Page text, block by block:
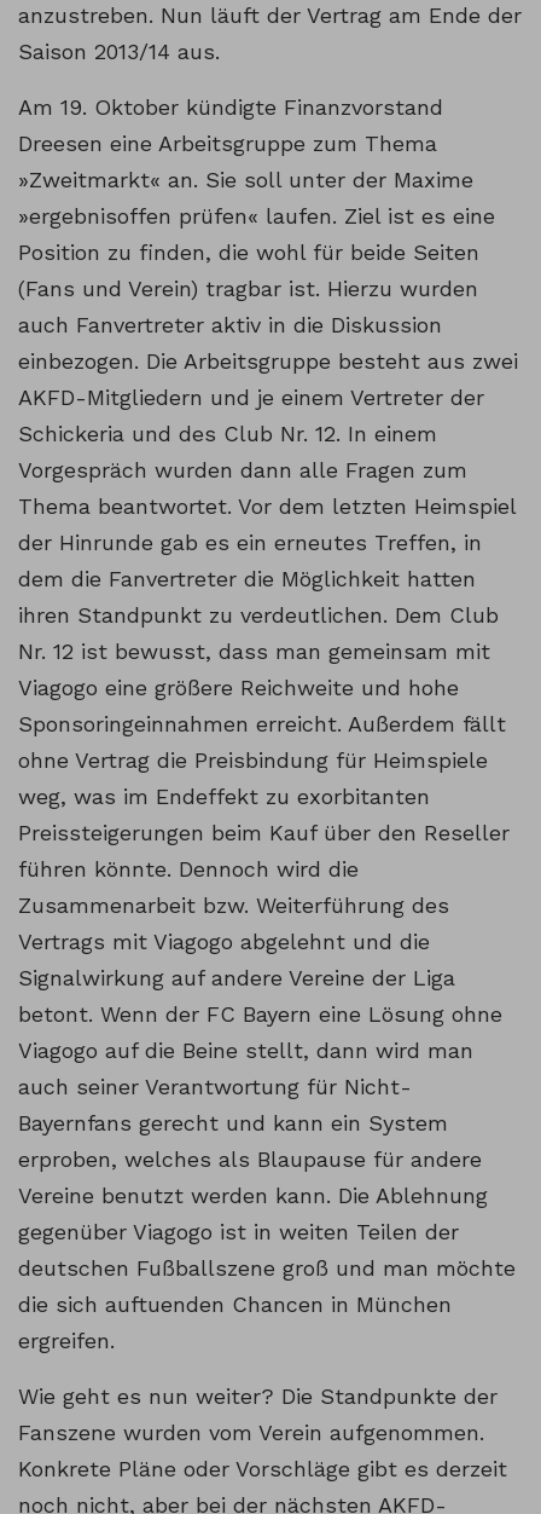
anzustreben. Nun läuft der Vertrag am Ende der
Saison 2013/14 aus.
Am 19. Oktober kündigte Finanzvorstand
Dreesen eine Arbeitsgruppe zum Thema
»Zweitmarkt« an. Sie soll unter der Maxime
»ergebnisoffen prüfen« laufen. Ziel ist es eine
Position zu finden, die wohl für beide Seiten
(Fans und Verein) tragbar ist. Hierzu wurden
auch Fanvertreter aktiv in die Diskussion
einbezogen. Die Arbeitsgruppe besteht aus zwei
AKFD-Mitgliedern und je einem Vertreter der
Schickeria und des Club Nr. 12. In einem
Vorgespräch wurden dann alle Fragen zum
Thema beantwortet. Vor dem letzten Heimspiel
der Hinrunde gab es ein erneutes Treffen, in
dem die Fanvertreter die Möglichkeit hatten
ihren Standpunkt zu verdeutlichen. Dem Club
Nr. 12 ist bewusst, dass man gemeinsam mit
Viagogo eine größere Reichweite und hohe
Sponsoringeinnahmen erreicht. Außerdem fällt
ohne Vertrag die Preisbindung für Heimspiele
weg, was im Endeffekt zu exorbitanten
Preissteigerungen beim Kauf über den Reseller
führen könnte. Dennoch wird die
Zusammenarbeit bzw. Weiterführung des
Vertrags mit Viagogo abgelehnt und die
Signalwirkung auf andere Vereine der Liga
betont. Wenn der FC Bayern eine Lösung ohne
Viagogo auf die Beine stellt, dann wird man
auch seiner Verantwortung für Nicht-
Bayernfans gerecht und kann ein System
erproben, welches als Blaupause für andere
Vereine benutzt werden kann. Die Ablehnung
gegenüber Viagogo ist in weiten Teilen der
deutschen Fußballszene groß und man möchte
die sich auftuenden Chancen in München
ergreifen.
Wie geht es nun weiter? Die Standpunkte der
Fanszene wurden vom Verein aufgenommen.
Konkrete Pläne oder Vorschläge gibt es derzeit
noch nicht, aber bei der nächsten AKFD-